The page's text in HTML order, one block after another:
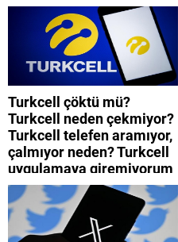
Turkcell çöktü mü?
Turkcell neden çekmiyor?
Turkcell telefen aramıyor,
çalmıyor neden? Turkcell
uygulamaya giremiyorum
neden? Turkcell internet
neden yavaş?